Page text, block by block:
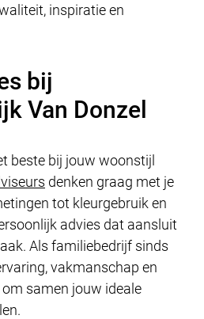
inspiratie en
bij
Van Donzel
beste bij jouw woonstijl
denken graag met je
tot kleurgebruik en
advies dat aansluit
Als familiebedrijf sinds
vakmanschap en
samen jouw ideale